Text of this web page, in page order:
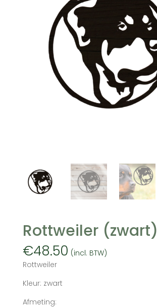
Rottweiler (zwart)
€48.50 (incl. BTW)
Rottweiler
Kleur: zwart
Afmeting: